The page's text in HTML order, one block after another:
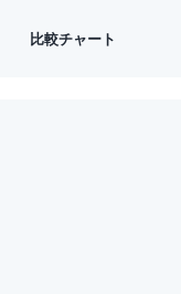
比較チャート